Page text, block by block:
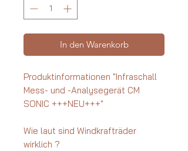
In den Warenkorb
Produktinformationen "Infraschall
Mess- und -Analysegerät CM
SONIC +++NEU+++"
Wie laut sind Windkrafträder
wirklich ?